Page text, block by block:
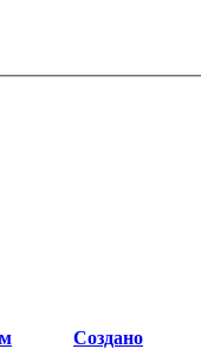
Создано